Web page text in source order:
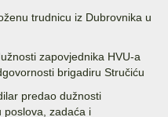
trudnicu iz Dubrovnika u
zapovjednika HVU-a
brigadiru Stručiću
predao dužnosti
poslova, zadaća i